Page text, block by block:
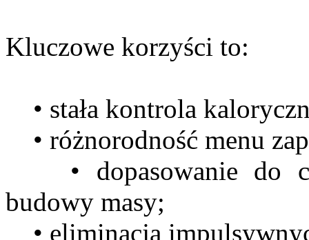
Kluczowe korzyści to:
• stała kontrola
• różnorodność menu
• dopasowanie do
budowy masy;
• eliminacja